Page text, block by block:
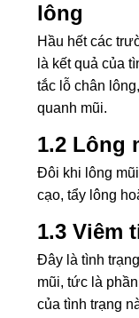
lông
Hầu hết các
là kết quả của
tắc lỗ chân
quanh mũi.
1.2 Lông
Đôi khi lông
cạo, tẩy lông
1.3 Viêm
Đây là tình
mũi, tức là
của tình trạng